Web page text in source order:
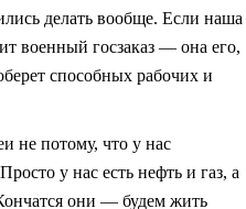
делать вообще. Если наша
военный госзаказ — она его,
способных рабочих и
не потому, что у нас
у нас есть нефть и газ, а
они — будем жить